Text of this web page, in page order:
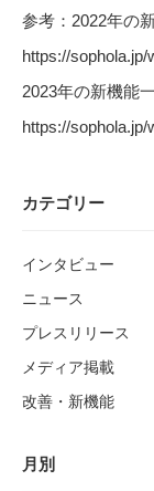
参考：2022年の
https://
2023年の新機能
https://
カテゴリー
インタビュー
ニュース
プレスリリース
メディア掲載
改善・新機能
月別